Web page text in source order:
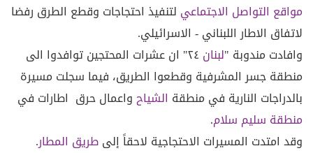
مواقع التواصل الاجتماعي لتنفيذ احتجاجات وقطع الطرق رفضا
لاتفاق الاطار اللبناني - الاسرائيلي.
وافادت مندوبة "لبنان
٢٤" ان عشرات المحتجين توافدوا الى
منطقة جسر المشرفية وقطعوا الطريق، فيما سجلت مسيرة
بالدراجات النارية في منطقة الشياحواعمال حرق اطارات في
منطقة سليم سلام.
وقد امتدت المسيرات الاحتجاجية لاحقاً إلىطريق المطار.